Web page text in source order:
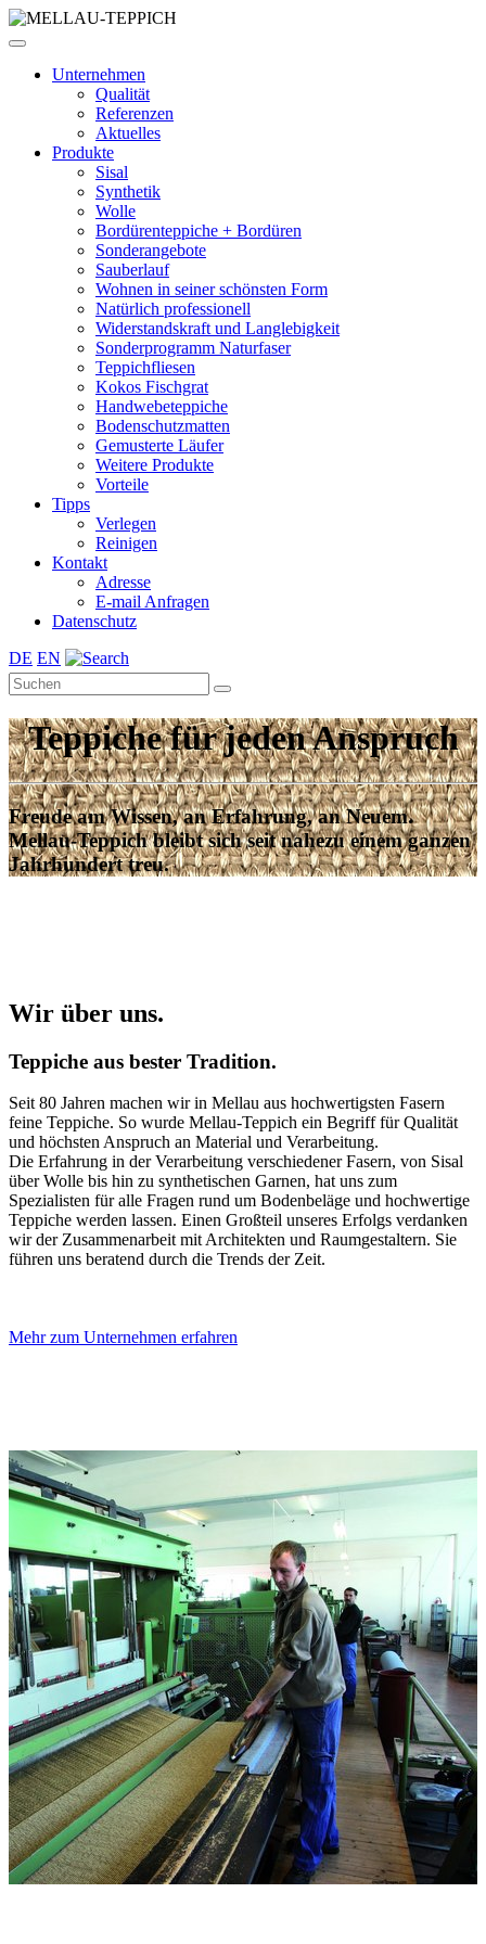
Unternehmen
Qualität
Referenzen
Aktuelles
Produkte
Sisal
Synthetik
Wolle
Bordürenteppiche + Bordüren
Sonderangebote
Sauberlauf
Wohnen in seiner schönsten Form
Natürlich professionell
Widerstandskraft und Langlebigkeit
Sonderprogramm Naturfaser
Teppichfliesen
Kokos Fischgrat
Handwebeteppiche
Bodenschutzmatten
Gemusterte Läufer
Weitere Produkte
Vorteile
Tipps
Verlegen
Reinigen
Kontakt
Adresse
E-mail Anfragen
Datenschutz
DE EN
Teppiche für jeden Anspruch
Freude am Wissen, an Erfahrung, an Neuem.
Mellau-Teppich bleibt sich seit nahezu einem ganzen
Jahrhundert treu.
Wir über uns.
Teppiche aus bester Tradition.
Seit 80 Jahren machen wir in Mellau aus hochwertigsten Fasern
feine Teppiche. So wurde Mellau-Teppich ein Begriff für Qualität
und höchsten Anspruch an Material und Verarbeitung.
Die Erfahrung in der Verarbeitung verschiedener Fasern, von Sisal
über Wolle bis hin zu synthetischen Garnen, hat uns zum
Spezialisten für alle Fragen rund um Bodenbeläge und hochwertige
Teppiche werden lassen. Einen Großteil unseres Erfolgs verdanken
wir der Zusammenarbeit mit Architekten und Raumgestaltern. Sie
führen uns beratend durch die Trends der Zeit.
Mehr zum Unternehmen erfahren